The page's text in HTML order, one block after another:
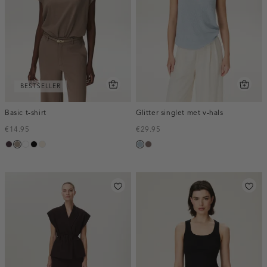
BESTSELLER
Basic t-shirt
€14.95
bordeaux,
taupe,
witzwart
Glitter singlet met v-hals
€29.95
blauw,
taupe